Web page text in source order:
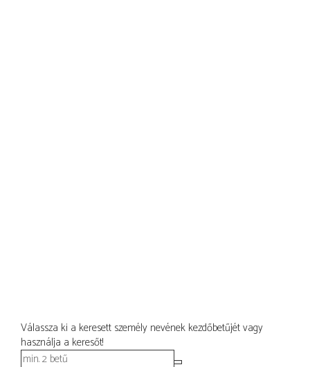
Válassza ki a keresett személy nevének kezdőbetűjét vagy
használja a keresőt!